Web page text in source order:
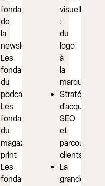
fondamentaux
de
la
newsletter
Les
fondamentaux
du
podcast
Les
fondamentaux
du
magazine
print
Les
fondamentaux
visuelle
:
du
logo
à
la
marque
Stratégies
d'acquisition
SEO
et
parcours
clients
La
grande